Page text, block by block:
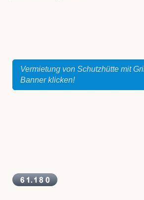
Vermietung von Schutzhütte mit
Banner klicken!